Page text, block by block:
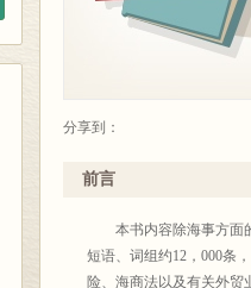
分享到：
前言
本书内容除海事方面的
短语、词组约12，000条
险、海商法以及有关外贸